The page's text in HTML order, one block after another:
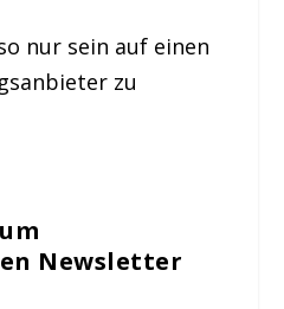
nur sein auf einen
zu
Newsletter